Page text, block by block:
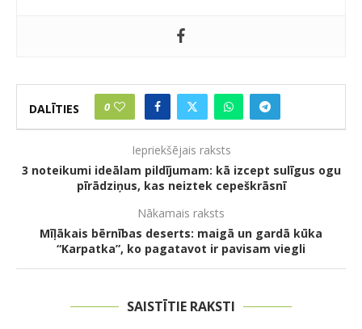
DALĪTIES 0
Iepriekšējais raksts
3 noteikumi ideālam pildījumam: kā izcept sulīgus ogu
pīrādziņus, kas neiztek cepeškrāsnī
Nākamais raksts
Mīļākais bērnības deserts: maigā un gardā kūka
“Karpatka”, ko pagatavot ir pavisam viegli
SAISTĪTIE RAKSTI